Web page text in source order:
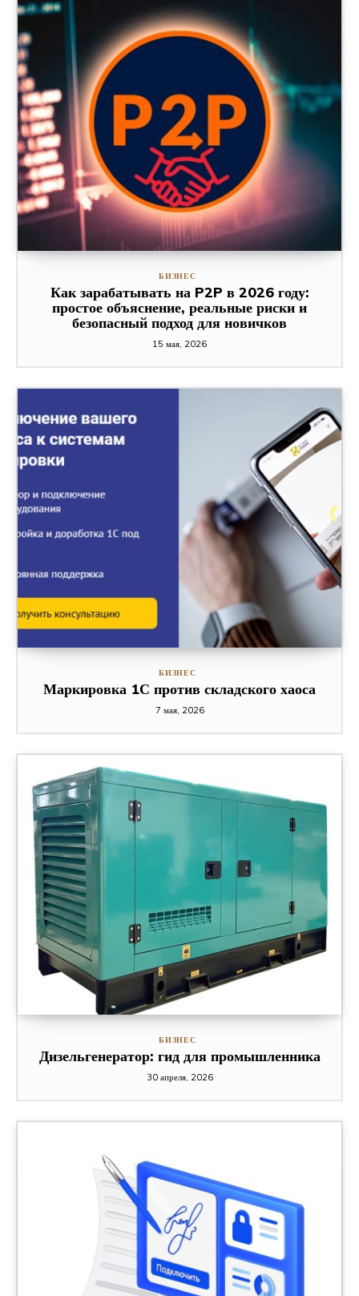
БИЗНЕС
Как зарабатывать на P2P в 2026 году:
простое объяснение, реальные риски и
безопасный подход для новичков
15 мая, 2026
БИЗНЕС
Маркировка 1С против складского хаоса
7 мая, 2026
БИЗНЕС
Дизельгенератор: гид для промышленника
30 апреля, 2026